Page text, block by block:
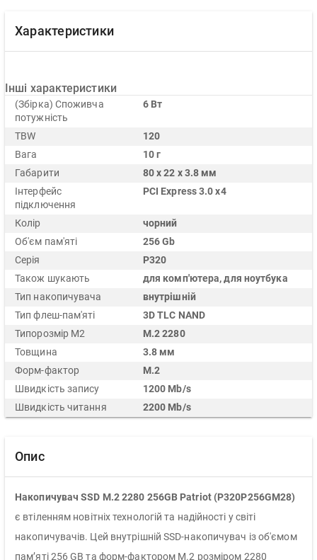
Характеристики
Інші характеристики
(Збірка) Споживча
потужність
6 Вт
TBW
120
Вага
10 г
Габарити
80 x 22 x 3.8 мм
Інтерфейс
підключення
PCI Express 3.0 x4
Колір
чорний
Об'єм пам'яті
256 Gb
Серія
P320
Також шукають
для комп'ютера, для ноутбука
Тип накопичувача
внутрішній
Тип флеш-пам'яті
3D TLC NAND
Типорозмір М2
M.2 2280
Товщина
3.8 мм
Форм-фактор
M.2
Швидкість запису
1200 Mb/s
Швидкість читання
2200 Mb/s
Опис
Накопичувач SSD M.2 2280 256GB Patriot (P320P256GM28)
є втіленням новітніх технологій та надійності у світі
накопичувачів. Цей внутрішній SSD-накопичувач із об'ємом
пам’яті 256 GB та форм-фактором M.2 розміром 2280